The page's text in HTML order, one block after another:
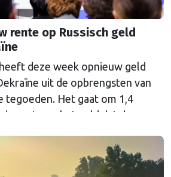
rente op Russisch geld
deze week opnieuw geld
uit de opbrengsten van
tegoeden. Het gaat om 1,4
rente op het geld dat de
De EU bevroor dat geld na de
Continued